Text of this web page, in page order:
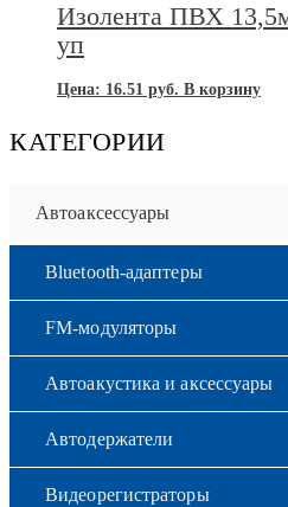
Изолента ПВХ
уп
Цена: 16.51 руб. В корзину
КАТЕГОРИИ
Автоаксессуары
Bluetooth-адаптеры
FM-модуляторы
Автоакустика и аксессуары
Автодержатели
Видеорегистраторы